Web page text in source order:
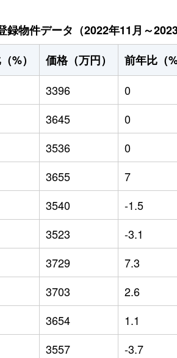
物件データ（2022年11月～2023
%） 価格（万円） 前年比（%
3396 0
3645 0
3536 0
3655 7
3540 -1.5
3523 -3.1
3729 7.3
3703 2.6
3654 1.1
3557 -3.7